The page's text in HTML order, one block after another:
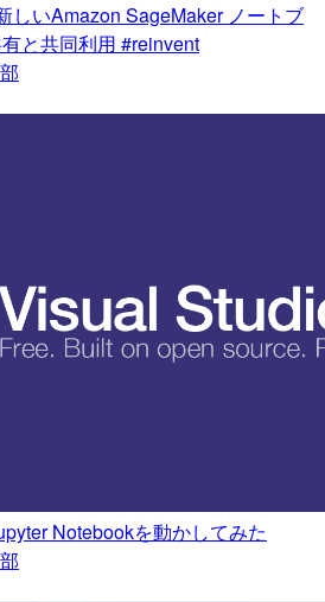
しいAmazon SageMaker ノートブ
と共同利用 #reinvent
Notebookを動かしてみた